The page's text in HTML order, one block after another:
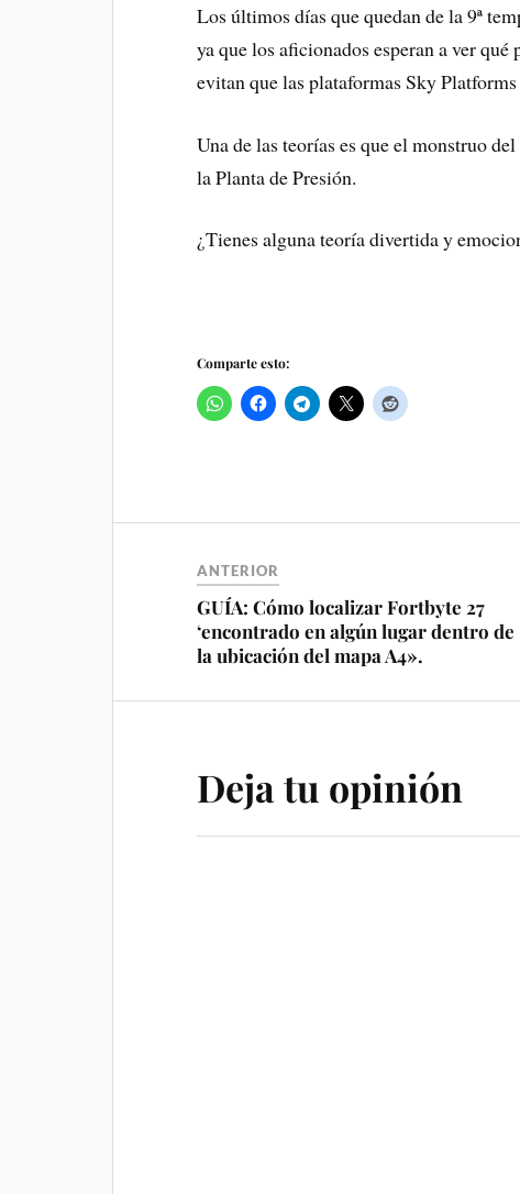
Los últimos días que quedan de la 9ª
ya que los aficionados esperan a ver
evitan que las plataformas Sky
Una de las teorías es que el monstruo
la Planta de Presión.
¿Tienes alguna teoría divertida y
Comparte esto:
ANTERIOR
GUÍA: Cómo localizar Fortbyte 27
‘encontrado en algún lugar dentro de
la ubicación del mapa A4».
Deja tu opinión